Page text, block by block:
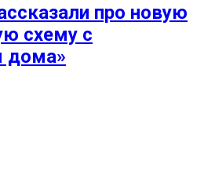
про новую
схему с
дома»